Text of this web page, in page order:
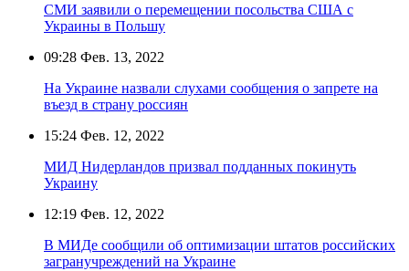
СМИ заявили о перемещении посольства США с
Украины в Польшу
09:28 Фев. 13, 2022
На Украине назвали слухами сообщения о запрете на
въезд в страну россиян
15:24 Фев. 12, 2022
МИД Нидерландов призвал подданных покинуть
Украину
12:19 Фев. 12, 2022
В МИДе сообщили об оптимизации штатов российских
загранучреждений на Украине